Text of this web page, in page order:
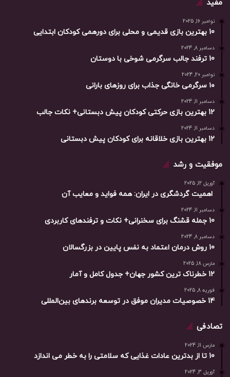
مفید
نوامبر 16, 2025
10 بهترین بازی‌ قدیمی و محلی برای دورهمی کودکان ابتدایی
دسامبر 8, 2024
10 ترفند جالب سرگرمی شوخی با دوستان
نوامبر 20, 2024
۱۰ سرگرمی خانگی جذاب برای روزهای بارانی
دسامبر 11, 2024
12 بهترین بازی حرکتی کودکان پیش دبستانی+ نکات جالب
دسامبر 11, 2024
12 بهترین بازی خلاقانه برای کودکان پیش دبستانی
موفقیت و رشد
آوریل 12, 2025
اهمیت گردشگری در ایران: همه فواید و معایب آن
دسامبر 11, 2024
10 جمله قشنگ برای سخنرانی+ نکات و ترفندهای کاربردی
دسامبر 8, 2024
10 روش درمان اعتماد به نفس پایین در بزرگسالان
مارس 18, 2025
12 خطرناک ترین کشور جهان+ جدول کامل و آمار
فوریه 8, 2025
14 خصوصیات مدیران موفق در توسعه برندهای بین‌المللی
تصادفی
مارس 11, 2024
10 تا از بدترین عادات غذایی که سلامتی را به خطر می اندازد
آوریل 3, 2024